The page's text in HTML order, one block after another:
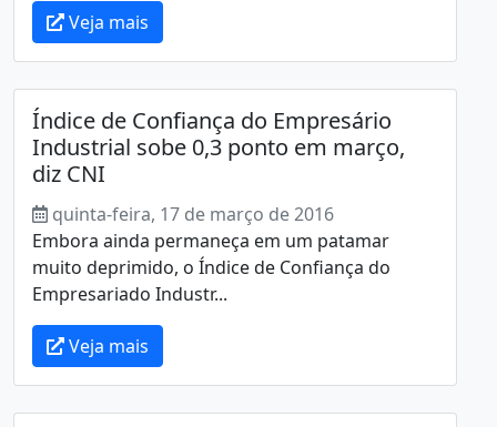
Veja mais
Índice de Confiança do Empresário
Industrial sobe 0,3 ponto em março,
diz CNI
quinta-feira, 17 de março de 2016
Embora ainda permaneça em um patamar
muito deprimido, o Índice de Confiança do
Empresariado Industr...
Veja mais